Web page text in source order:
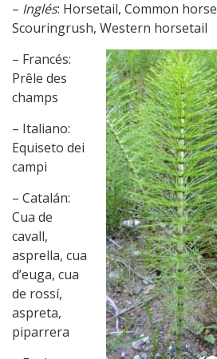
– Inglés: Horsetail, Common
Scouringrush, Western horsetail
– Francés:
Prêle des
champs
– Italiano:
Equiseto dei
campi
– Catalán:
Cua de
cavall,
asprella, cua
d’euga, cua
de rossí,
aspreta,
piparrera